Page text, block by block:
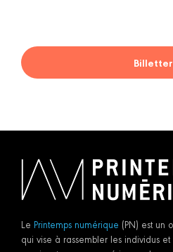
Le Printemps numérique (PN) est un
qui vise à rassembler les individus